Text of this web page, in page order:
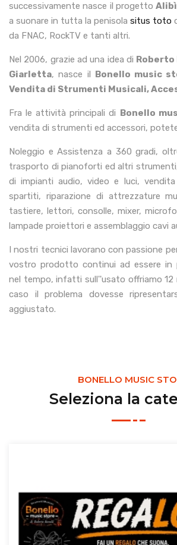
successivamente nasce il progetto
a suonare in tutta la penisola situs toto
da FNAC, RockTV e tanti altri.
Nel 2006, grazie ad una idea di Roberto
Giarletta, nasce il Bonello music
Vendita di Strumenti Musicali,
Fra le attività principali di Bonello
vendita di strumenti ed accessori,
Noleggio e Assistenza a 360 gradi,
trasporto di pianoforti ed altri
di impianti audio, video e luci,
spartiti, riparazione di attrezzature
tastiere, lettori, consolle, mixer,
lampade proiettori e assemblaggio cavi
I nostri tecnici lavorano con passione
vostro prodotto continui ad essere in
nel tempo, infatti sull''usato offriamo 12
caso il problema dovesse
aggiustato.
BONELLO MUSIC
Seleziona la